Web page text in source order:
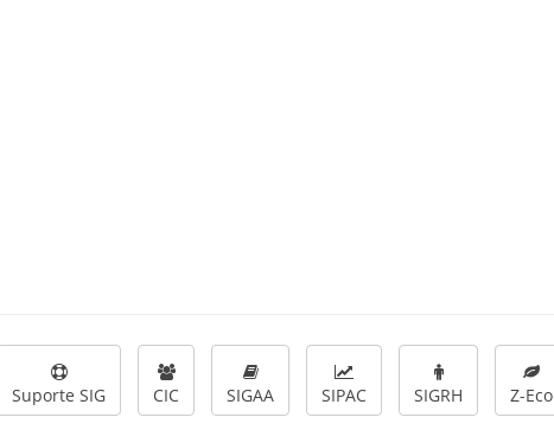
Suporte SIG CIC SIGAA SIPAC SIGRH Z-Eco